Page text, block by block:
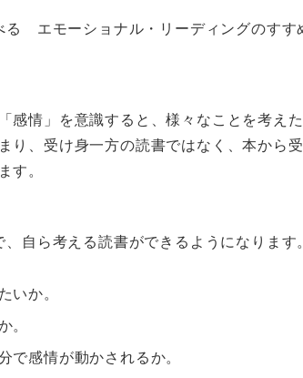
エモーショナル・リーディングのすす
感情」を意識すると、様々なことを考え
り、受け身一方の読書ではなく、本から
す。
自ら考える読書ができるようになります。
いか。
。
で感情が動かされるか。